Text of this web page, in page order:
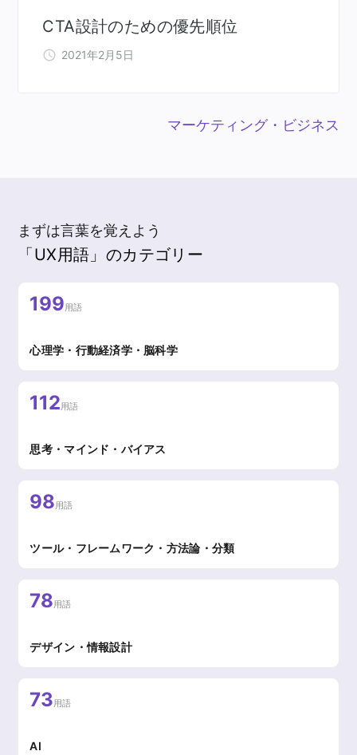
CTA設計のための優先順位
2021年2月5日
マーケティング・ビジネス
まずは言葉を覚えよう
「UX用語」のカテゴリー
199用語
心理学・行動経済学・脳科学
112用語
思考・マインド・バイアス
98用語
ツール・フレームワーク・方法論・分類
78用語
デザイン・情報設計
73用語
AI